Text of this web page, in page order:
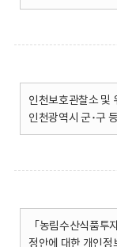
인천보호관찰소 및
인천광역시 군･구
「농림수산식품투
정안에 대한 개인정